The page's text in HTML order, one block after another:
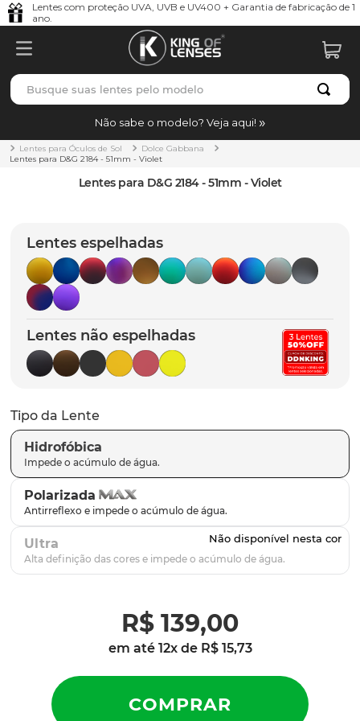
Lentes com proteção UVA, UVB e UV400 + Garantia de fabricação de 1
ano.
Busque suas lentes pelo modelo
Não sabe o modelo? Veja aqui!
Lentes para Óculos de Sol
Dolce Gabbana
Lentes para D&G 2184 - 51mm - Violet
Lentes para D&G 2184 - 51mm - Violet
Lentes espelhadas
Lentes não espelhadas
Tipo da Lente
Hidrofóbica
Polarizada
Ultra
R$ 139,00
em até 12x de R$ 15,73
TERMOS MAIS BUSCADOS
1º borrachas
holbrook
5º chaves
6º t-shock
7º gasket
8º parafusos
9º latch